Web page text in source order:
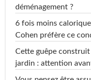
déménagement ?
6 fois moins
Cohen préfère ce
Cette guêpe
jardin : attention